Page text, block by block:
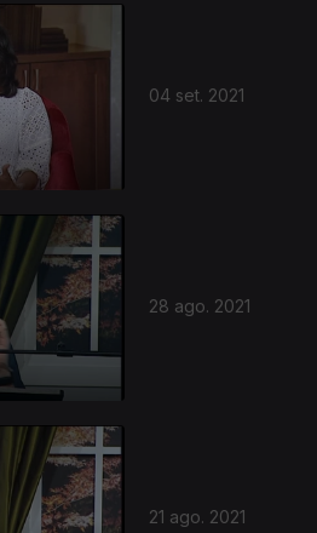
04 set. 2021
28 ago. 2021
21 ago. 2021